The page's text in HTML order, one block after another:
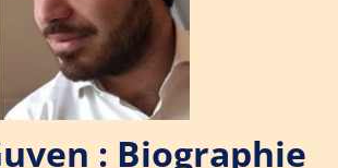
: Biographie